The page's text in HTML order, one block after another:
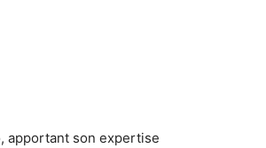
apportant son expertise